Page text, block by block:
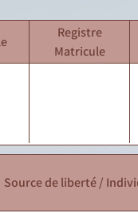
Registre
Matricule
Source de liberté /